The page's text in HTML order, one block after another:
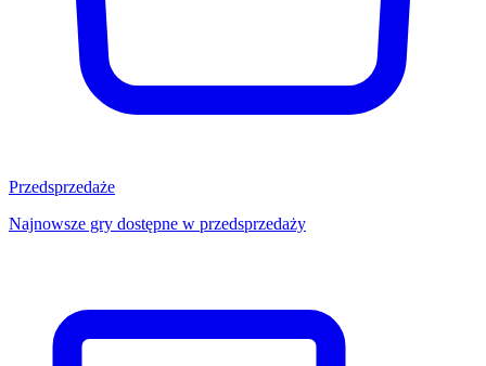
Przedsprzedaże
Najnowsze gry dostępne w przedsprzedaży